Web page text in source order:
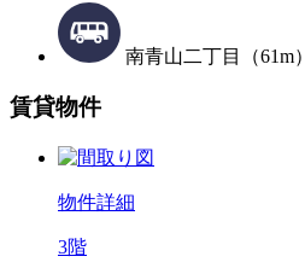
南青山二丁目（61m）
賃貸物件
物件詳細
3階